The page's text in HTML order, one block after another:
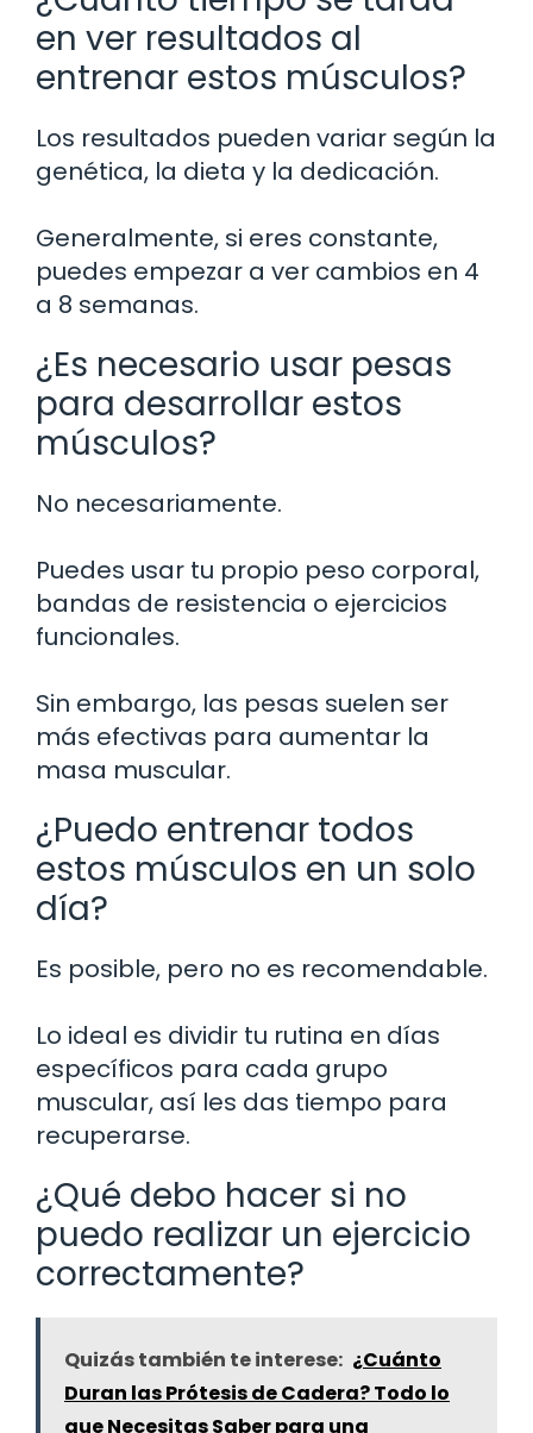
en ver resultados al
entrenar estos músculos?
Los resultados pueden variar según la
genética, la dieta y la dedicación.
Generalmente, si eres constante,
puedes empezar a ver cambios en 4
a 8 semanas.
¿Es necesario usar pesas
para desarrollar estos
músculos?
No necesariamente.
Puedes usar tu propio peso corporal,
bandas de resistencia o ejercicios
funcionales.
Sin embargo, las pesas suelen ser
más efectivas para aumentar la
masa muscular.
¿Puedo entrenar todos
estos músculos en un solo
día?
Es posible, pero no es recomendable.
Lo ideal es dividir tu rutina en días
específicos para cada grupo
muscular, así les das tiempo para
recuperarse.
¿Qué debo hacer si no
puedo realizar un ejercicio
correctamente?
Quizás también te interese: ¿Cuánto
Duran las Prótesis de Cadera? Todo lo
que Necesitas Saber para una